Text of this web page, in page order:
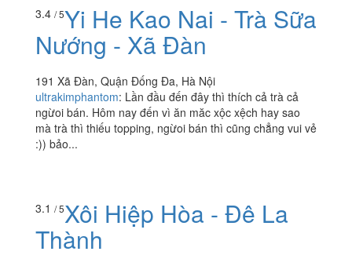
3.4 / 5Yi He Kao Nai - Trà Sữa
Nướng - Xã Đàn
191 Xã Đàn, Quận Đống Đa, Hà Nội
ultrakimphantom: Lần đầu đến đây thì thích cả trà cả
ngừoi bán. Hôm nay đến vì ăn măc xộc xệch hay sao
mà trà thì thiếu topping, ngừoi bán thì cũng chẳng vui vẻ
:)) bảo...
3.1 / 5Xôi Hiệp Hòa - Đê La
Thành